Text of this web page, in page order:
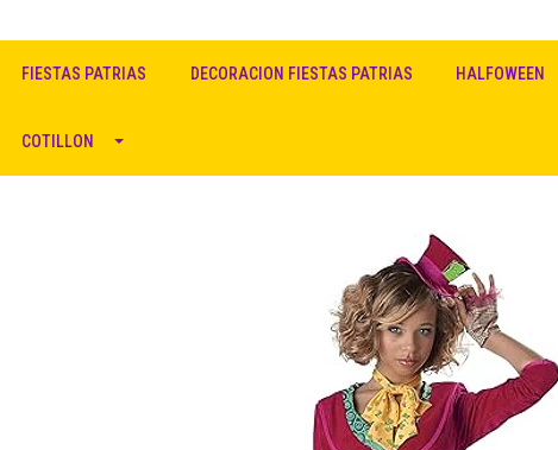
FIESTAS PATRIAS DECORACION FIESTAS PATRIAS HALFOWEEN
COTILLON